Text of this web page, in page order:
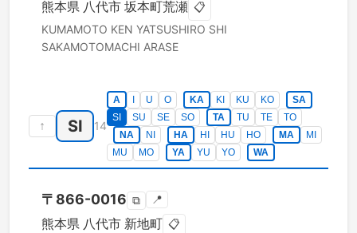
熊本県 八代市 坂本町荒瀬 📋
KUMAMOTO KEN YATSUSHIRO SHI
SAKAMOTOMACHI ARASE
↑ SI 14
A U O KA KI KU KO
SA
SI
SU SE SO TA TU TE
TO
NA
NI HA HI HU HO MA
MI
MU
MO YA YU YO WA
〒 866-0016 ⧉ 📍
熊本県 八代市 新地町 📋